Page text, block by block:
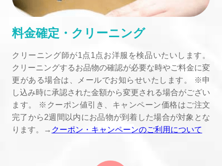
料金確定・クリーニング
クリーニング師が1点1点お洋服を検品いたいします。
クリーニングするお品物の確認が必要な時やご料金に変
更がある場合は、メールでお知らせいたします。 ※申
し込み時に承認された金額から変更される場合がござい
ます。 ※クーポン値引き、キャンペーン価格はご注文
完了から2週間以内にお品物が到着した場合が対象とな
ります。→ クーポン・キャンペーンのご利用について